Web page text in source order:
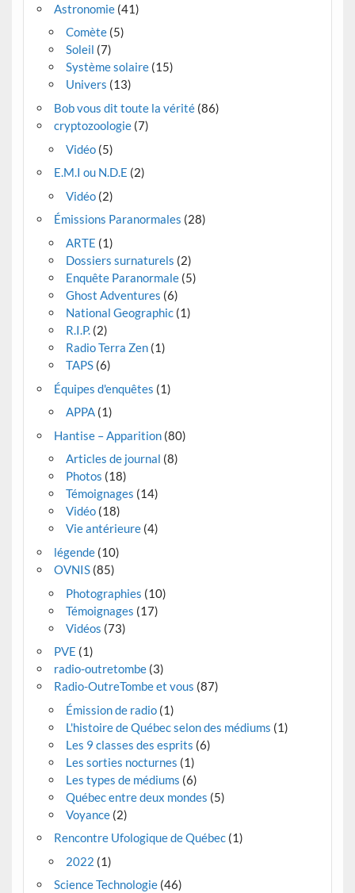
Astronomie(41)
Comète(5)
Soleil (7)
Système solaire(15)
Univers (13)
Bob vous dit toute la vérité(86)
cryptozoologie(7)
Vidéo(5)
E.M.I ou N.D.E (2)
Vidéo(2)
Émissions Paranormales (28)
ARTE (1)
Dossiers surnaturels (2)
Enquête Paranormale(5)
Ghost Adventures (6)
National Geographic(1)
R.I.P.(2)
Radio Terra Zen(1)
TAPS(6)
Équipes d'enquêtes (1)
APPA(1)
Hantise – Apparition(80)
Articles de journal (8)
Photos (18)
Témoignages (14)
Vidéo(18)
Vie antérieure(4)
légende(10)
OVNIS(85)
Photographies (10)
Témoignages (17)
Vidéos (73)
PVE (1)
radio-outretombe(3)
Radio-OutreTombe et vous (87)
Émission de radio(1)
L'histoire de Québec selon des médiums (1)
Les 9 classes des esprits (6)
Les sorties nocturnes (1)
Les types de médiums (6)
Québec entre deux mondes (5)
Voyance(2)
Rencontre Ufologique de Québec(1)
2022 (1)
Science Technologie(46)